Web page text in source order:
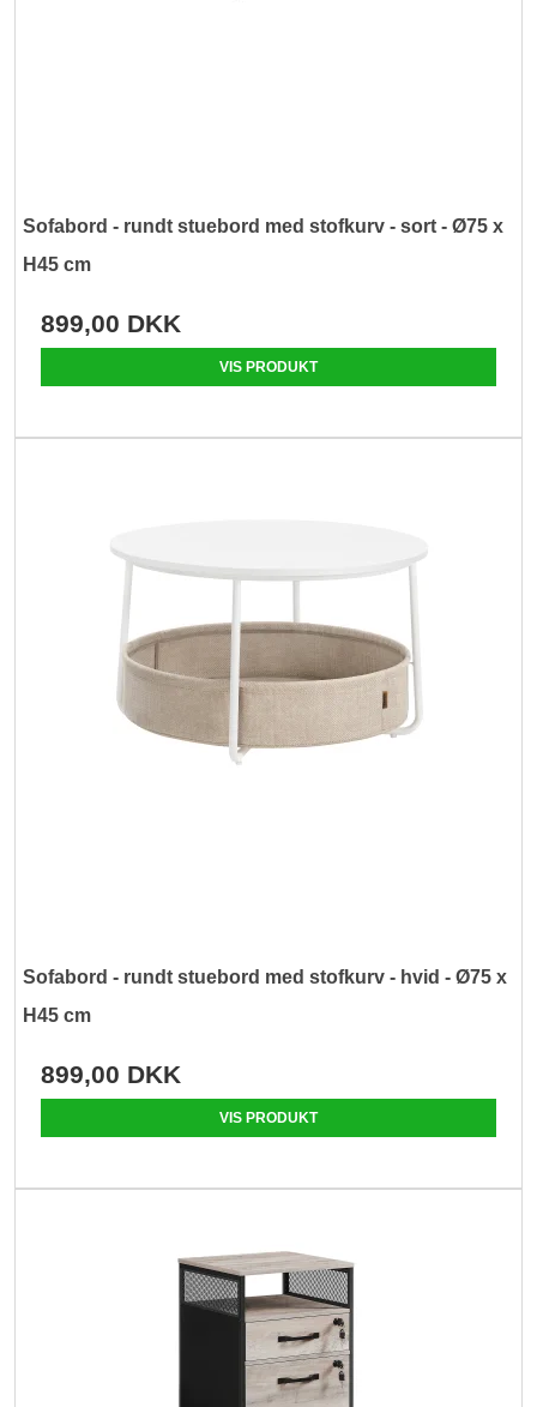
Sofabord - rundt stuebord med stofkurv - sort - Ø75 x
H45 cm
899,00 DKK
VIS PRODUKT
Sofabord - rundt stuebord med stofkurv - hvid - Ø75 x
H45 cm
899,00 DKK
VIS PRODUKT